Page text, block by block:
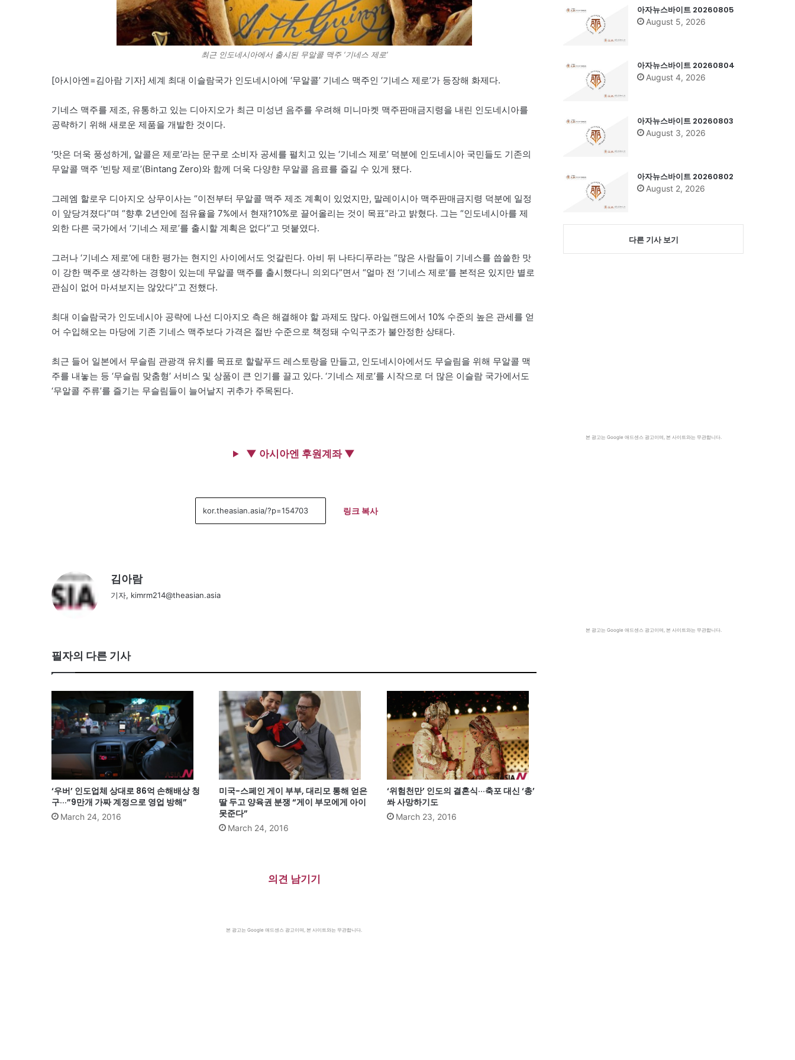
최근 인도네시아에서 출시된 무알콜 맥주 ‘기네스 제로’
[아시아엔=김아람 기자] 세계 최대 이슬람국가 인도네시아에 ‘무알콜’ 기네스 맥주인 ‘기네스 제로’가 등장해 화제다.
기네스 맥주를 제조, 유통하고 있는 디아지오가 최근 미성년 음주를 우려해 미니마켓 맥주판매금지령을 내린 인도네시아를
공략하기 위해 새로운 제품을 개발한 것이다.
‘맛은 더욱 풍성하게, 알콜은 제로’라는 문구로 소비자 공세를 펼치고 있는 ‘기네스 제로’ 덕분에 인도네시아 국민들도 기존의
무알콜 맥주 ‘빈탕 제로’(Bintang Zero)와 함께 더욱 다양햔 무알콜 음료를 즐길 수 있게 됐다.
그레엠 할로우 디아지오 상무이사는 “이전부터 무알콜 맥주 제조 계획이 있었지만, 말레이시아 맥주판매금지령 덕분에 일정
이 앞당겨졌다”며 “향후 2년안에 점유율을 7%에서 현재?10%로 끌어올리는 것이 목표”라고 밝혔다. 그는 “인도네시아를 제
외한 다른 국가에서 ‘기네스 제로’를 출시할 계획은 없다”고 덧붙였다.
그러나 ‘기네스 제로’에 대한 평가는 현지인 사이에서도 엇갈린다. 아비 뒤 나타디푸라는 “많은 사람들이 기네스를 씁쓸한 맛
이 강한 맥주로 생각하는 경향이 있는데 무알콜 맥주를 출시했다니 의외다”면서 “얼마 전 ‘기네스 제로’를 본적은 있지만 별로
관심이 없어 마셔보지는 않았다”고 전했다.
최대 이슬람국가 인도네시아 공략에 나선 디아지오 측은 해결해야 할 과제도 많다. 아일랜드에서 10% 수준의 높은 관세를 얻
어 수입해오는 마당에 기존 기네스 맥주보다 가격은 절반 수준으로 책정돼 수익구조가 불안정한 상태다.
최근 들어 일본에서 무슬림 관광객 유치를 목표로 할랄푸드 레스토랑을 만들고, 인도네시아에서도 무슬림을 위해 무알콜 맥
주를 내놓는 등 ‘무슬림 맞춤형’ 서비스 및 상품이 큰 인기를 끌고 있다. ‘기네스 제로’를 시작으로 더 많은 이슬람 국가에서도
‘무알콜 주류’를 즐기는 무슬림들이 늘어날지 귀추가 주목된다.
▼ 아시아엔 후원계좌 ▼
링크 복사
김아람
기자, kimrm214@theasian.asia
필자의 다른 기사
‘우버’ 인도업체 상대로 86억 손해배상 청
구···”9만개 가짜 계정으로 영업 방해”
March 24, 2016
미국-스페인 게이 부부, 대리모 통해 얻은
딸 두고 양육권 분쟁 “게이 부모에게 아이
못준다”
March 24, 2016
‘위험천만’ 인도의 결혼식···축포 대신 ‘총’
쏴 사망하기도
March 23, 2016
의견 남기기
본 광고는 Google 애드센스 광고이며, 본 사이트와는 무관합니다.
아자뉴스바이트 20260805
August 5, 2026
아자뉴스바이트 20260804
August 4, 2026
아자뉴스바이트 20260803
August 3, 2026
아자뉴스바이트 20260802
August 2, 2026
다른 기사 보기
본 광고는 Google 애드센스 광고이며, 본 사이트와는 무관합니다.
본 광고는 Google 애드센스 광고이며, 본 사이트와는 무관합니다.